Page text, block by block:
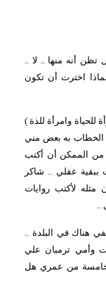
أنه منها .. لا ..
اخترت أن تكون
وامرأة للذة )
.. الخطاب به بعض مني
من الممكن أن أكتب
ببقية عقلي .. شاكر
مثله لأكتب روايات
..
هناك في البلدة ..
وأمي ترميان علي
من عمري هل